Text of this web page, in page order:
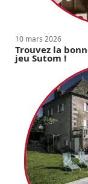
10 mars 2026
Trouvez la
jeu Sutom !